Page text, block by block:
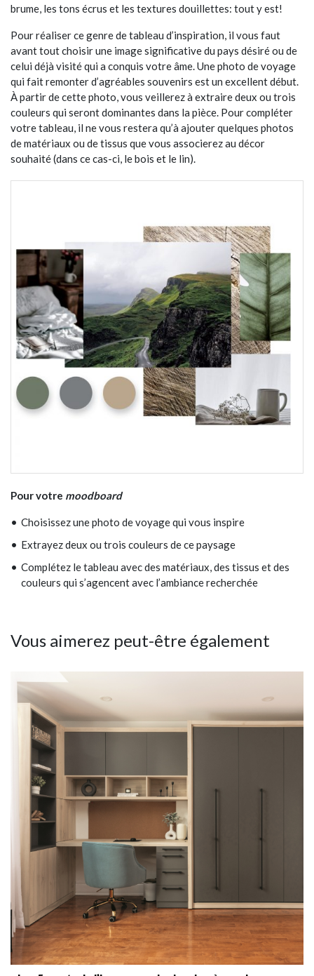
brume, les tons écrus et les textures douillettes: tout y est!
Pour réaliser ce genre de tableau d’inspiration, il vous faut
avant tout choisir une image significative du pays désiré ou de
celui déjà visité qui a conquis votre âme. Une photo de voyage
qui fait remonter d’agréables souvenirs est un excellent début.
À partir de cette photo, vous veillerez à extraire deux ou trois
couleurs qui seront dominantes dans la pièce. Pour compléter
votre tableau, il ne vous restera qu’à ajouter quelques photos
de matériaux ou de tissus que vous associerez au décor
souhaité (dans ce cas-ci, le bois et le lin).
Pour votre moodboard
Choisissez une photo de voyage qui vous inspire
Extrayez deux ou trois couleurs de ce paysage
Complétez le tableau avec des matériaux, des tissus et des
couleurs qui s’agencent avec l’ambiance recherchée
Vous aimerez peut-être également